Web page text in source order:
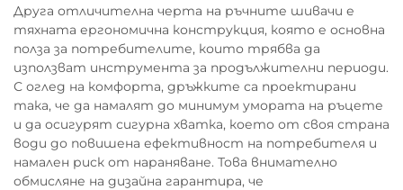
Друга отличителна черта на ръчните шивачи е
тяхната ергономична конструкция, която е основна
полза за потребителите, които трябва да
използват инструмента за продължителни периоди.
С оглед на комфорта, дръжките са проектирани
така, че да намалят до минимум умората на ръцете
и да осигурят сигурна хватка, което от своя страна
води до повишена ефективност на потребителя и
намален риск от нараняване. Това внимателно
обмисляне на дизайна гарантира, че